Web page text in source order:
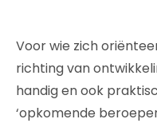
Voor wie zich
richting van
handig en ook
‘opkomende